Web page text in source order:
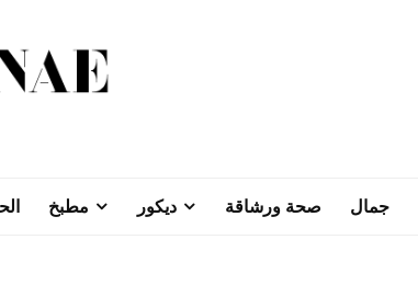
جمال صحة ورشاقة ديكور مطبخ